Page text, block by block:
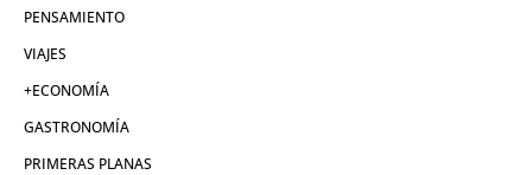
PENSAMIENTO
VIAJES
+ECONOMÍA
GASTRONOMÍA
PRIMERAS PLANAS